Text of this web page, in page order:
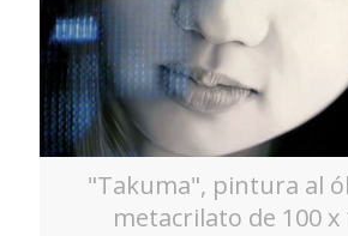
"Takuma", pintura al
metacrilato de 100 x